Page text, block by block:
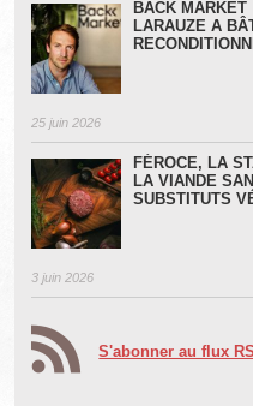
BACK MARKET
LARAUZE A
25 juin 2026
FÉROCE, LA
LA VIANDE
SUBSTITUTS
3 juin 2026
S'abonner au flux